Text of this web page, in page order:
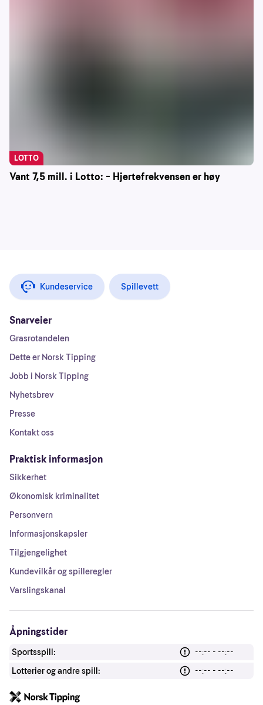
Vant 7,5 mill. i Lotto: – Hjertefrekvensen er høy
LOTTO
Kundeservice Spillevett
Snarveier
Grasrotandelen
Dette er Norsk Tipping
Jobb i Norsk Tipping
Nyhetsbrev
Presse
Kontakt oss
Praktisk informasjon
Sikkerhet
Økonomisk kriminalitet
Personvern
Informasjonskapsler
Tilgjengelighet
Kundevilkår og spilleregler
Varslingskanal
Åpningstider
Sportsspill:
--:-- - --:--
Lotterier og andre spill:
--:-- - --:--